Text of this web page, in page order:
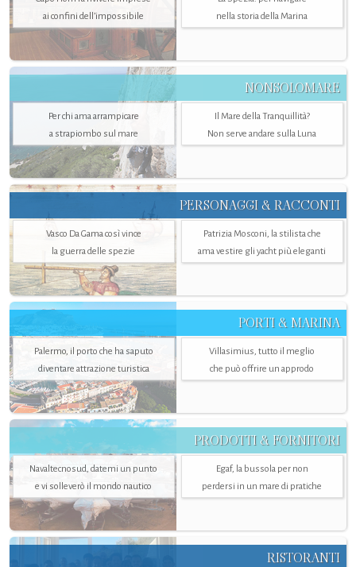
ai confini dell’impossibile
nella storia della Marina
NONSOLOMARE
Per chi ama arrampicare
a strapiombo sul mare
Il Mare della Tranquillità?
Non serve andare sulla Luna
PERSONAGGI & RACCONTI
Vasco Da Gama così vince
la guerra delle spezie
Patrizia Mosconi, la stilista che
ama vestire gli yacht più eleganti
PORTI & MARINA
Palermo, il porto che ha saputo
diventare attrazione turistica
Villasimius, tutto il meglio
che può offrire un approdo
PRODOTTI & FORNITORI
Navaltecnosud, datemi un punto
e vi solleverò il mondo nautico
Egaf, la bussola per non
perdersi in un mare di pratiche
RISTORANTI